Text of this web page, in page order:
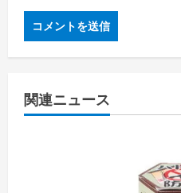
関連ニュース